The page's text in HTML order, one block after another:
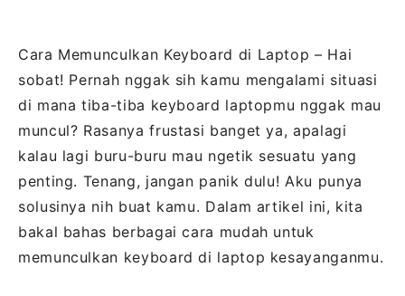
Cara Memunculkan Keyboard di Laptop – Hai
sobat! Pernah nggak sih kamu mengalami situasi
di mana tiba-tiba keyboard laptopmu nggak mau
muncul? Rasanya frustasi banget ya, apalagi
kalau lagi buru-buru mau ngetik sesuatu yang
penting. Tenang, jangan panik dulu! Aku punya
solusinya nih buat kamu. Dalam artikel ini, kita
bakal bahas berbagai cara mudah untuk
memunculkan keyboard di laptop kesayanganmu.